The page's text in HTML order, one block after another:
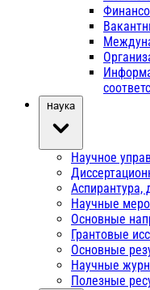
Наука
Научное
Аспирантура,
Научные
Основные
Грантовые
Основные
Научные
Полезные